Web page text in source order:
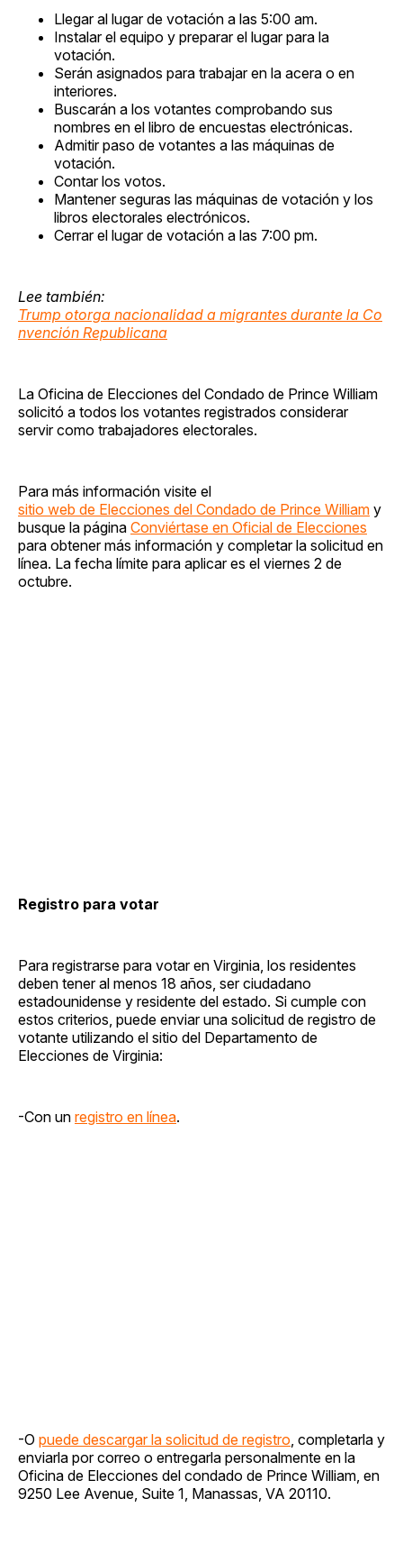
Llegar al lugar de votación a las 5:00 am.
Instalar el equipo y preparar el lugar para la
votación.
Serán asignados para trabajar en la acera o en
interiores.
Buscarán a los votantes comprobando sus
nombres en el libro de encuestas electrónicas.
Admitir paso de votantes a las máquinas de
votación.
Contar los votos.
Mantener seguras las máquinas de votación y los
libros electorales electrónicos.
Cerrar el lugar de votación a las 7:00 pm.
Lee también:
Trump otorga nacionalidad a migrantes durante la Co
nvención Republicana
La Oficina de Elecciones del Condado de Prince William
solicitó a todos los votantes registrados considerar
servir como trabajadores electorales.
Para más información visite el
sitio web de Elecciones del Condado de Prince William y
busque la página Conviértase en Oficial de Elecciones
para obtener más información y completar la solicitud en
línea. La fecha límite para aplicar es el viernes 2 de
octubre.
Registro para votar
Para registrarse para votar en Virginia, los residentes
deben tener al menos 18 años, ser ciudadano
estadounidense y residente del estado. Si cumple con
estos criterios, puede enviar una solicitud de registro de
votante utilizando el sitio del Departamento de
Elecciones de Virginia:
-Con un registro en línea.
-O puede descargar la solicitud de registro , completarla y
enviarla por correo o entregarla personalmente en la
Oficina de Elecciones del condado de Prince William, en
9250 Lee Avenue, Suite 1, Manassas, VA 20110.